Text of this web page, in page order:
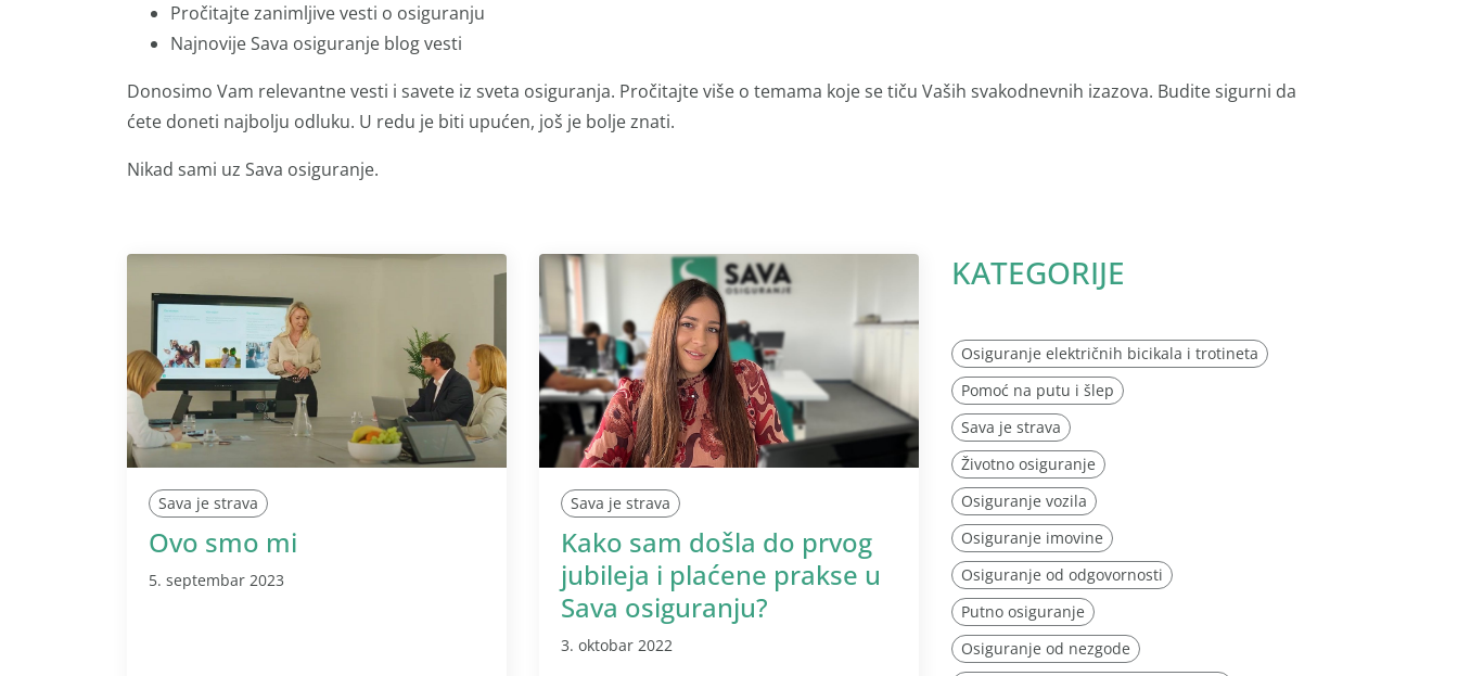
Pročitajte zanimljive vesti o osiguranju
Najnovije Sava osiguranje blog vesti
Donosimo Vam relevantne vesti i savete iz sveta osiguranja. Pročitajte više o temama koje se tiču Vaših svakodnevnih izazova. Budite sigurni da
ćete doneti najbolju odluku. U redu je biti upućen, još je bolje znati.
Nikad sami uz Sava osiguranje.
Sava je strava
Ovo smo mi
5. septembar 2023
Sava je strava
Kako sam došla do prvog
jubileja i plaćene prakse u
Sava osiguranju?
3. oktobar 2022
KATEGORIJE
Osiguranje električnih bicikala i trotineta
Pomoć na putu i šlep
Sava je strava
Životno osiguranje
Osiguranje vozila
Osiguranje imovine
Osiguranje od odgovornosti
Putno osiguranje
Osiguranje od nezgode